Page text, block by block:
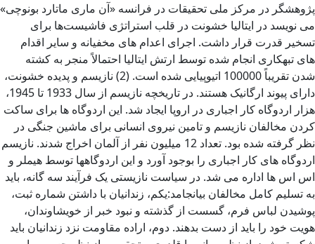
پژوهشگر در مرکز ملی تحقیقات در فرانسه «آن ماری ماتارد بونوچی»
می نویسد در ایتالیا خشونت در قلب استراتژی فاشیست‌ها برای
تسخیر قدرت قرار داشت. اجرای اعدام های مخفیانه و سایر اقدام
های تبهکاری انجام شده توسط ارتش ایتالیا احتمالاً منجر به کشته
شدن تقریباً 100000 اتیوپیایی شده است. (2) نازیسم و پدیده خشونت،
دارای پیوند ارگانیک هستند. در تاریخچه نازیسم از سال 1933 تا 1945،
هزار اردوگاه کار اجباری در اروپا ایجاد شد. این اردوگاه ها برای ساکت
کردن مخالفان نازیسم و ​​تامین نیروی انسانی برای ماشین جنگی در
نظر گرفته شده بود. تعداد 12 میلیون نفر از آلمان اخراج شدند. نازیسم
اردوگاه های کار اجباری را بوجود آورد و این اردوگاهها توسط هیملر و
اس اس ها اداره می شد. در سیاست نازیستی یک فرآیند سه گانه، باید
به تسلیم کامل مخالفان بیانجامد:یکم، زندانیان با داشتن شماره ثبت،
پوشیدن لباس فرم، گسست از گذشته و نبود خبر از خویشاوندان،
هویت خود را باید از دست بدهند. دوم، اراده مقاومت نزد زندانیان باید